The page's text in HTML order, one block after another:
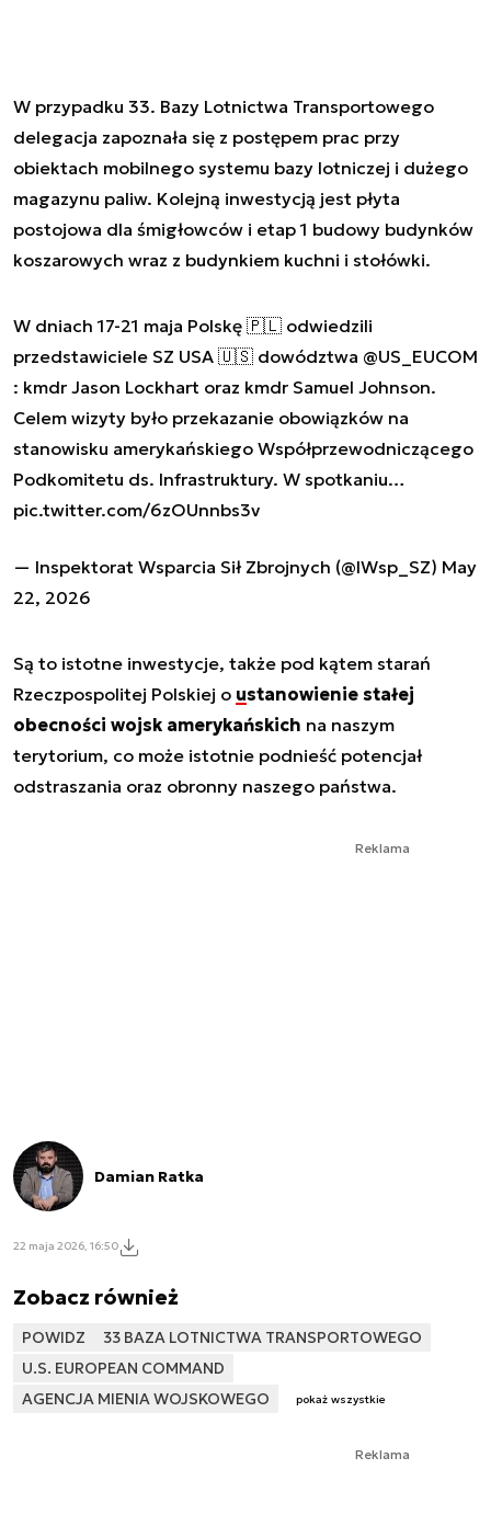
W przypadku 33. Bazy Lotnictwa Transportowego
delegacja zapoznała się z postępem prac przy
obiektach mobilnego systemu bazy lotniczej i dużego
magazynu paliw. Kolejną inwestycją jest płyta
postojowa dla śmigłowców i etap 1 budowy budynków
koszarowych wraz z budynkiem kuchni i stołówki.
W dniach 17-21 maja Polskę 🇵🇱 odwiedzili
przedstawiciele SZ USA 🇺🇸 dowództwa @US_EUCOM
: kmdr Jason Lockhart oraz kmdr Samuel Johnson.
Celem wizyty było przekazanie obowiązków na
stanowisku amerykańskiego Współprzewodniczącego
Podkomitetu ds. Infrastruktury. W spotkaniu…
pic.twitter.com/6zOUnnbs3v
— Inspektorat Wsparcia Sił Zbrojnych (@IWsp_SZ) May
22, 2026
Są to istotne inwestycje, także pod kątem starań
Rzeczpospolitej Polskiej o ustanowienie stałej
obecności wojsk amerykańskich na naszym
terytorium, co może istotnie podnieść potencjał
odstraszania oraz obronny naszego państwa.
Reklama
Damian Ratka
22 maja 2026, 16:50
Zobacz również
POWIDZ
33 BAZA LOTNICTWA TRANSPORTOWEGO
U.S. EUROPEAN COMMAND
AGENCJA MIENIA WOJSKOWEGO
pokaż wszystkie
Reklama